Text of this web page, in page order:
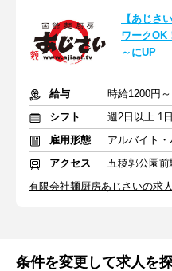
【あじさ
ワークOK
～にUP
給与
時給1200円
シフト
雇用形態
アルバイト・
アクセス
五稜郭公園
有限会社麺厨房あじさいの求
条件を変更して求人を